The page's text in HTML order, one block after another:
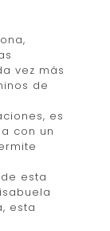
vez más
de
es
con un
esta
esta